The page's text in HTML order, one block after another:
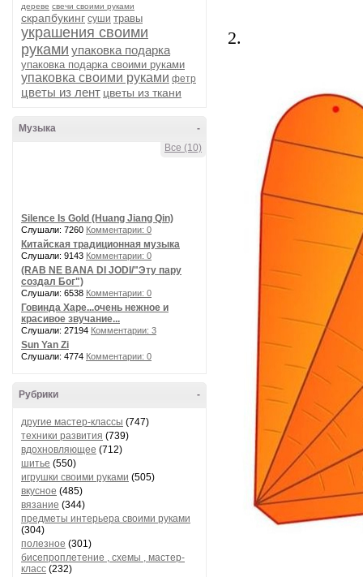
дереве свечи своими руками
скрапбукинг суши травы
украшения своими
руками упаковка подарка
упаковка подарка своими руками
упаковка своими руками фетр
цветы из лент цветы из ткани
-
Музыка
Все (10)
Silence Is Gold (Huang Jiang Qin)
Слушали: 7260 Комментарии: 0
Китайская традиционная музыка
Слушали: 9143 Комментарии: 0
(RAB NE BANA DI JODI/"Эту пару
создал Бог")
Слушали: 6538 Комментарии: 0
Говинда Харе...очень нежное и
красивое звучание...
Слушали: 27194 Комментарии: 3
Sun Yan Zi
Слушали: 4774 Комментарии: 0
-
Рубрики
другие мастер-классы (747)
техники развития (739)
вдохновляющее (712)
шитье (550)
игрушки своими руками (505)
вкусное (485)
вязание (344)
предметы интерьера своими руками
(304)
полезное (301)
бисепроплетение , схемы , мастер-
класс (232)
2.